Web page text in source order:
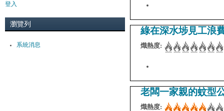
綠在深水埗見工浪
熾熱度:
老闆一家親的蚊型
熾熱度:
登入
瀏覽列
系統消息